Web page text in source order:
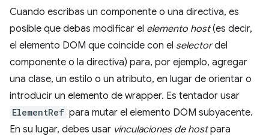
Cuando escribas un componente o una directiva, es
posible que debas modificar el elemento host(es decir,
el elemento DOM que coincide con el selectordel
componente o la directiva) para, por ejemplo, agregar
una clase, un estilo o un atributo, en lugar de orientar o
introducir un elemento de wrapper. Es tentador usar
ElementRef para mutar el elemento DOM subyacente.
En su lugar, debes usar vinculaciones de hostpara